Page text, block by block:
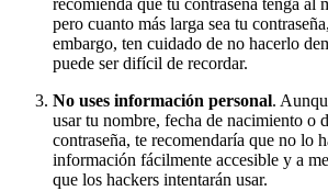
recomienda que tu contraseña tenga al
pero cuanto más larga sea tu
embargo, ten cuidado de no hacerlo
puede ser difícil de recordar.
No uses información personal.
usar tu nombre, fecha de nacimiento o
contraseña, te recomendaría que no lo
información fácilmente accesible y a
que los hackers intentarán usar.